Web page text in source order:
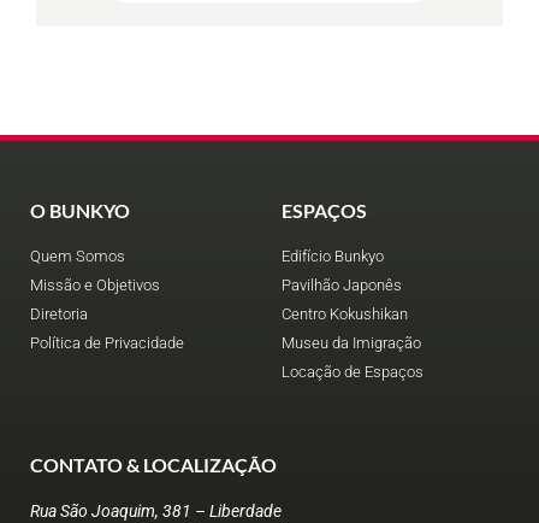
O BUNKYO
Quem Somos
Missão e Objetivos
Diretoria
Política de Privacidade
ESPAÇOS
Edifício Bunkyo
Pavilhão Japonês
Centro Kokushikan
Museu da Imigração
Locação de Espaços
CONTATO & LOCALIZAÇÃO
Rua São Joaquim, 381 – Liberdade